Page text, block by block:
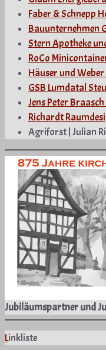
Faber & Schnepp
Bauunternehmen
Stern Apotheke
RoCo
Häuser und
GSB Lumdatal
Jens Peter
Richardt
Agriforst | Julian
Jubiläumspartner und
Linkliste